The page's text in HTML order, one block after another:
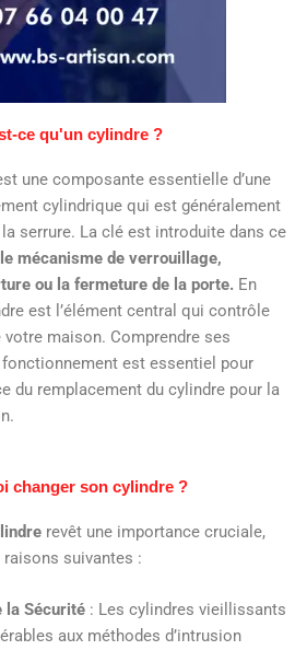
ce qu'un cylindre ?
une composante essentielle d’une
cylindrique qui est généralement
serrure. La clé est introduite dans ce
mécanisme de verrouillage,
ou la fermeture de la porte. En
est l’élément central qui contrôle
votre maison. Comprendre ses
est essentiel pour
du remplacement du cylindre pour la
changer son cylindre ?
revêt une importance cruciale,
suivantes :
la Sécurité : Les cylindres vieillissants
aux méthodes d’intrusion